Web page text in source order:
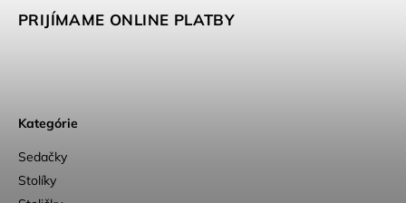
PRIJÍMAME ONLINE PLATBY
Kategórie
Sedačky
Stolíky